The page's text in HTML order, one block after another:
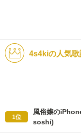
4s4kiの人気
1位
風俗嬢の
soshi)